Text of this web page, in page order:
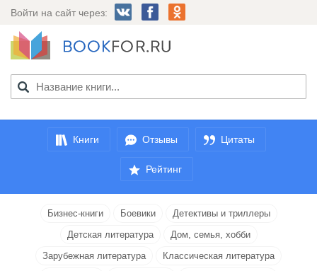
Войти на сайт через:
Книги Отзывы Цитаты
Рейтинг
Бизнес-книги Боевики
Детективы и триллеры
Детская литература
Дом, семья, хобби
Зарубежная литература
Классическая литература